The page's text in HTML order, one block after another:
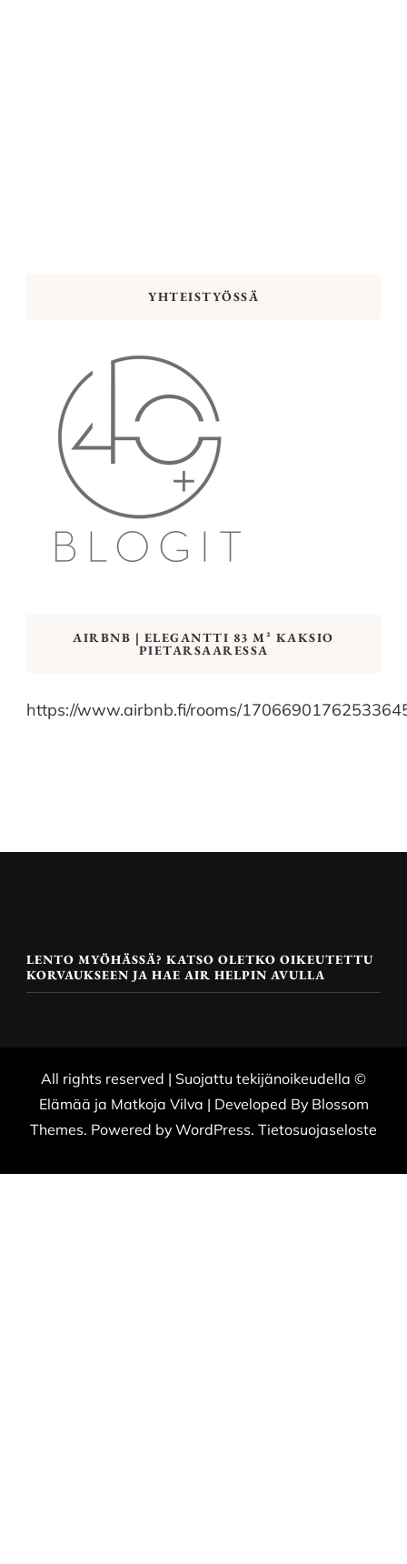
YHTEISTYÖSSÄ
AIRBNB | ELEGANTTI 83 M² KAKSIO
PIETARSAARESSA
https://www.airbnb.fi/rooms/
LENTO MYÖHÄSSÄ? KATSO OLETKO OIKEUTETTU
KORVAUKSEEN JA HAE AIR HELPIN AVULLA
All rights reserved | Suojattu tekijänoikeudella ©
Elämää ja Matkoja Vilva | Developed By Blossom
Themes. Powered byWordPress. Tietosuojaseloste